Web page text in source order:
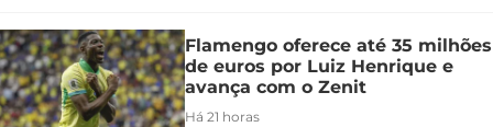
Flamengo oferece até 35 milhões
de euros por Luiz Henrique e
avança com o Zenit
Há 21 horas